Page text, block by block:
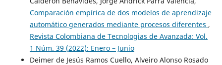
Comparación empírica de dos modelos de aprendizaje
automático generados mediante procesos diferentes ,
Revista Colombiana de Tecnologias de Avanzada: Vol.
1 Núm. 39 (2022): Enero – Junio
Deimer de Jesús Ramos Cuello, Alveiro Alonso Rosado